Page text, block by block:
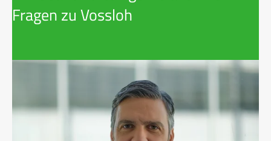
Fragen zu Vossloh